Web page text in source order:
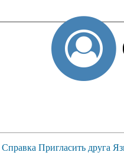
Справка Пригласить друга